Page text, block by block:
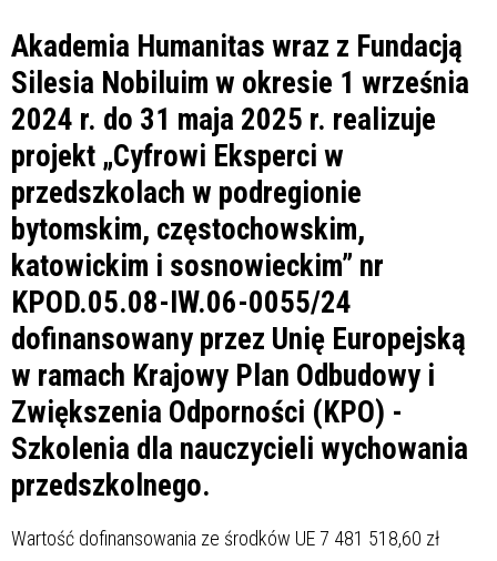
Akademia Humanitas wraz z Fundacją
Silesia Nobiluim w okresie 1 września
2024 r. do 31 maja 2025 r. realizuje
projekt „Cyfrowi Eksperci w
przedszkolach w podregionie
bytomskim, częstochowskim,
katowickim i sosnowieckim” nr
KPOD.05.08-IW.06-0055/24
dofinansowany przez Unię Europejską
w ramach Krajowy Plan Odbudowy i
Zwiększenia Odporności (KPO) -
Szkolenia dla nauczycieli wychowania
przedszkolnego.
Wartość dofinansowania ze środków UE 7 481 518,60 zł